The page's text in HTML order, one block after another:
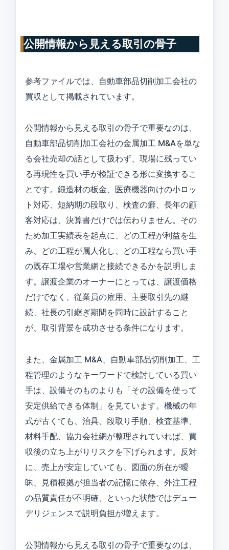
公開情報から見える取引の骨子
参考ファイルでは、自動車部品切削加工会社の
買収として掲載されています。
公開情報から見える取引の骨子で重要なのは、
自動車部品切削加工会社の金属加工 M&Aを単な
る会社売却の話として扱わず、現場に残ってい
る再現性を買い手が検証できる形に変換するこ
とです。鍛造材の板金、医療機器向けの小ロッ
ト対応、短納期の段取り、検査の癖、長年の顧
客対応は、決算書だけでは伝わりません。その
ため加工実績表を起点に、どの工程が利益を生
み、どの工程が属人化し、どの工程なら買い手
の既存工場や営業網と接続できるかを説明しま
す。譲渡企業のオーナーにとっては、譲渡価格
だけでなく、従業員の雇用、主要取引先の継
続、社長の引継ぎ期間を同時に設計すること
が、取引背景を成功させる条件になります。
また、金属加工 M&A、自動車部品切削加工、工
程管理のようなキーワードで検討している買い
手は、設備そのものよりも「その設備を使って
安定供給できる体制」を見ています。機械の年
式が古くても、治具、段取り手順、検査基準、
材料手配、協力会社網が整理されていれば、買
収後の立ち上がりリスクを下げられます。反対
に、売上が安定していても、図面の所在が曖
昧、見積根拠が担当者の記憶に依存、外注工程
の品質責任が不明確、といった状態ではデュー
デリジェンスで説明負担が増えます。
公開情報から見える取引の骨子で重要なのは、